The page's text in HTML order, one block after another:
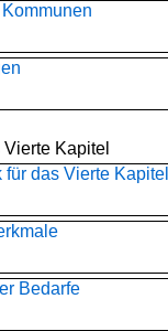
Kapitel
das Vierte Kapitel
Bedarfe